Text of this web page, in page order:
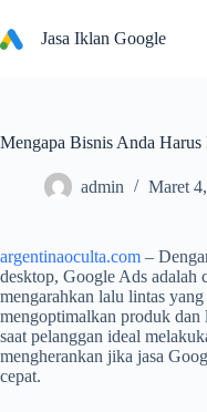
to
content
Jasa Iklan Google
Mengapa Bisnis Anda
admin Maret
argentinaoculta.com –
desktop, Google Ads adalah
mengarahkan lalu lintas
mengoptimalkan produk dan
saat pelanggan ideal
mengherankan jika jasa
cepat.